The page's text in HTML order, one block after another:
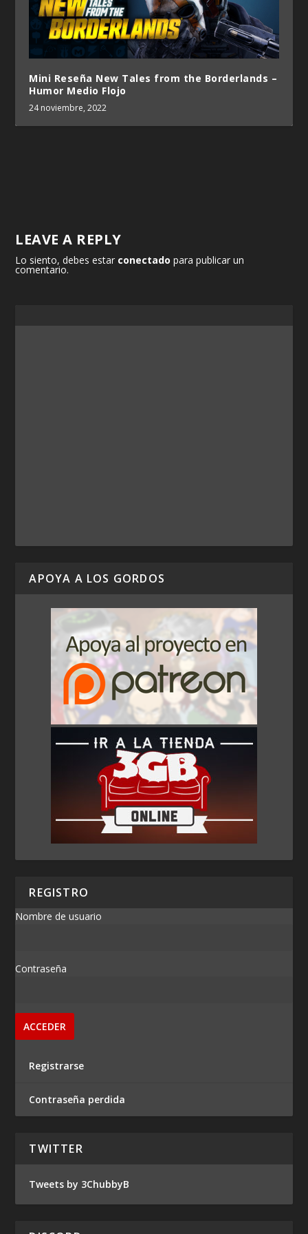
Mini Reseña New Tales from the Borderlands –
Humor Medio Flojo
24 noviembre, 2022
LEAVE A REPLY
Lo siento, debes estar conectado para publicar un
comentario.
APOYA A LOS GORDOS
REGISTRO
Nombre de usuario
Contraseña
Registrarse
Contraseña perdida
TWITTER
Tweets by 3ChubbyB